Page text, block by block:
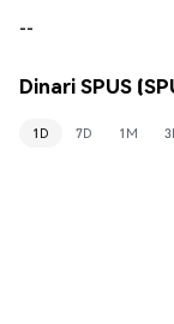
--
Dinari SPUS
1D 7D 1M